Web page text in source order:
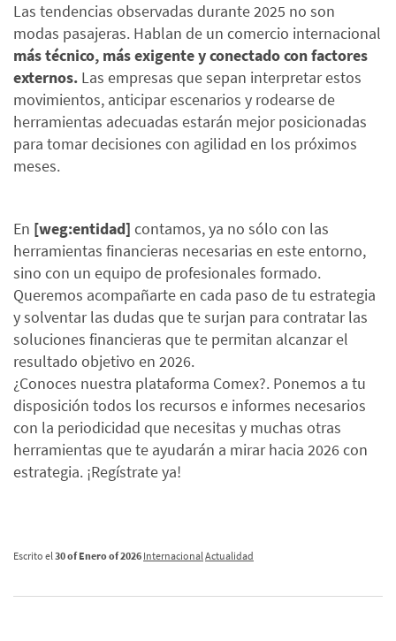
Las tendencias observadas durante 2025 no son
modas pasajeras. Hablan de un comercio internacional
más técnico, más exigente y conectado con factores
externos. Las empresas que sepan interpretar estos
movimientos, anticipar escenarios y rodearse de
herramientas adecuadas estarán mejor posicionadas
para tomar decisiones con agilidad en los próximos
meses.
En [weg:entidad] contamos, ya no sólo con las
herramientas financieras necesarias en este entorno,
sino con un equipo de profesionales formado.
Queremos acompañarte en cada paso de tu estrategia
y solventar las dudas que te surjan para contratar las
soluciones financieras que te permitan alcanzar el
resultado objetivo en 2026.
¿Conoces nuestra plataforma Comex?. Ponemos a tu
disposición todos los recursos e informes necesarios
con la periodicidad que necesitas y muchas otras
herramientas que te ayudarán a mirar hacia 2026 con
estrategia. ¡Regístrate ya!
Escrito el 30 of Enero of 2026 Internacional Actualidad